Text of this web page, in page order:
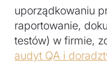
uporządkowaniu
raportowanie,
testów) w firmie,
audyt QA i